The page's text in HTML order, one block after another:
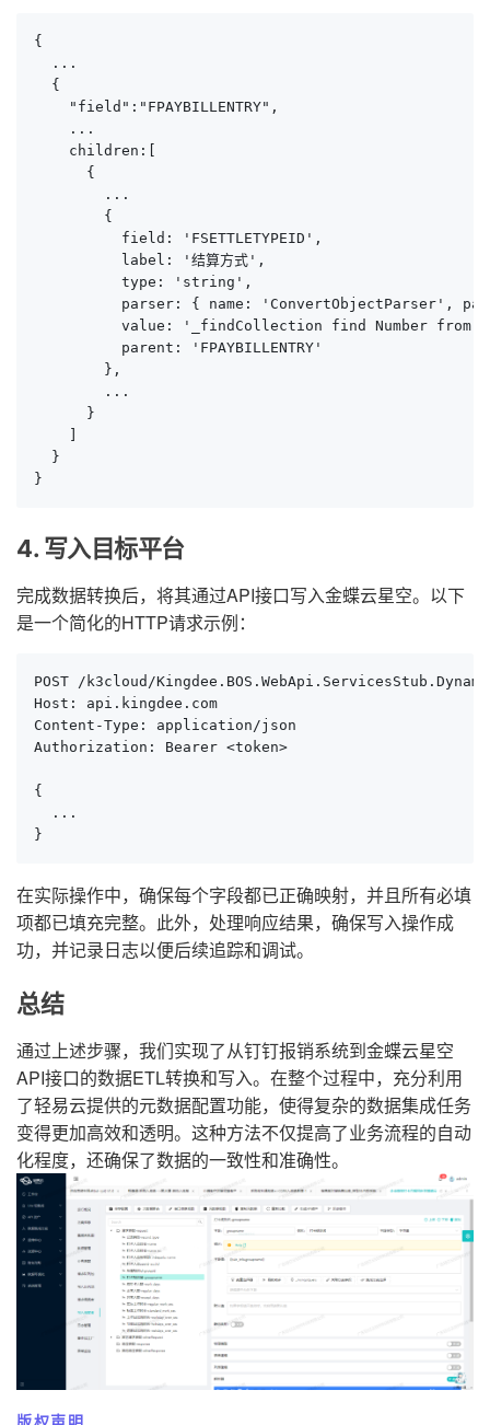
{
  ...
  {
    "field":"FPAYBILLENTRY",
    ...
    children:[
      {
        ...
        {
          field: 'FSETTLETYPEID',
          label: '结算方式',
          type: 'string',
parser: { name: 'ConvertObjectParser',
value: '_findCollection find Number from
          parent: 'FPAYBILLENTRY'
        },
        ...
      }
    ]
  }
}
4. 写入目标平台
完成数据转换后，将其通过API接口写入金蝶云星空。以下
是一个简化的HTTP请求示例：
POST /k3cloud/
Host: api.kingdee.com
Content-Type: application/json
Authorization: Bearer <token>
{
  ...
}
在实际操作中，确保每个字段都已正确映射，并且所有必填
项都已填充完整。此外，处理响应结果，确保写入操作成
功，并记录日志以便后续追踪和调试。
总结
通过上述步骤，我们实现了从钉钉报销系统到金蝶云星空
API接口的数据ETL转换和写入。在整个过程中，充分利用
了轻易云提供的元数据配置功能，使得复杂的数据集成任务
变得更加高效和透明。这种方法不仅提高了业务流程的自动
化程度，还确保了数据的一致性和准确性。
版权声明